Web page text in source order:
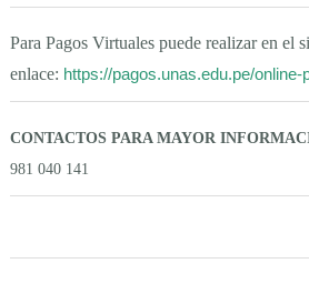
Para Pagos Virtuales puede realizar en el
enlace: https://pagos.unas.edu.pe/online-
CONTACTOS PARA MAYOR
981 040 141